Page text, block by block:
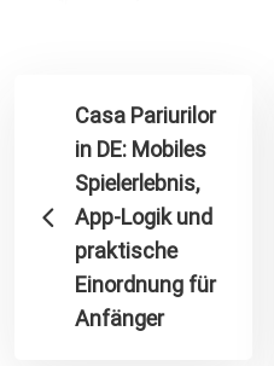
Casa Pariurilor
in DE: Mobiles
Spielerlebnis,
App-Logik und
praktische
Einordnung für
Anfänger